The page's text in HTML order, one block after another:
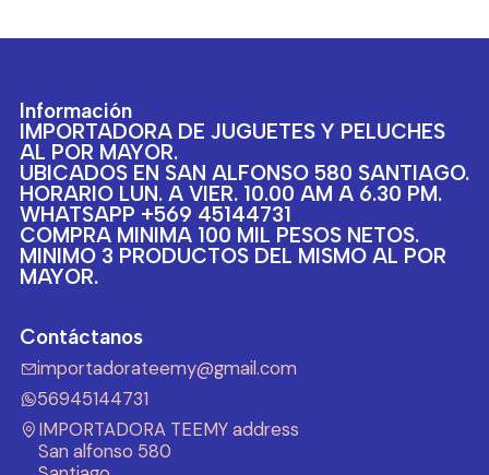
Información
IMPORTADORA DE JUGUETES Y PELUCHES
AL POR MAYOR.
UBICADOS EN SAN ALFONSO 580 SANTIAGO.
HORARIO LUN. A VIER. 10.00 AM A 6.30 PM.
WHATSAPP +569 45144731
COMPRA MINIMA 100 MIL PESOS NETOS.
MINIMO 3 PRODUCTOS DEL MISMO AL POR
MAYOR.
Contáctanos
importadorateemy@gmail.com
56945144731
IMPORTADORA TEEMY address
San alfonso 580